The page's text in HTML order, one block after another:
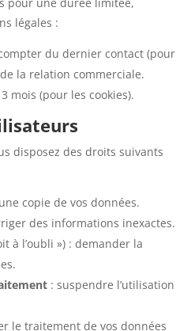
légales :
du dernier contact (pour
la relation commerciale.
mois (pour les cookies).
disposez des droits suivants
copie de vos données.
des informations inexactes.
à l’oubli ») : demander la
: suspendre l’utilisation
le traitement de vos données